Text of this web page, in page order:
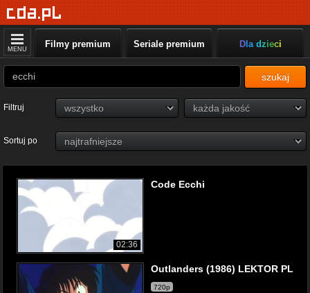
MENU Filmy premium Seriale premium Dla dzieci
szukaj
Filtruj
Sortuj po
02:36
Code Ecchi
Outlanders (1986) LEKTOR PL
720p